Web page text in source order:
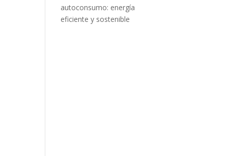
autoconsumo: energía
eficiente y sostenible